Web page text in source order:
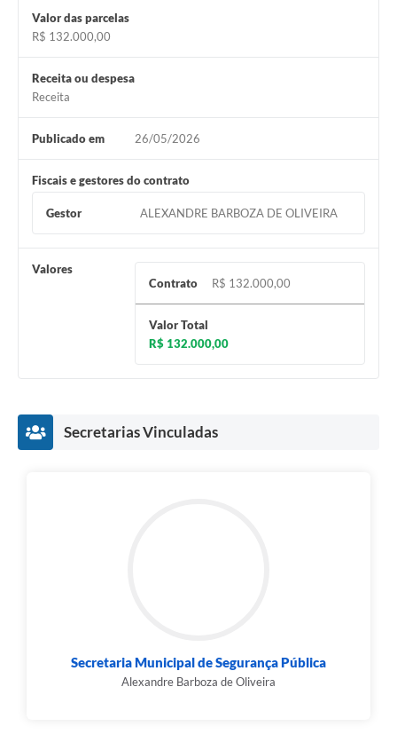
Valor das parcelas
R$ 132.000,00
Receita ou despesa
Receita
Publicado em 26/05/2026
Fiscais e gestores do contrato
Gestor ALEXANDRE BARBOZA DE OLIVEIRA
Valores
Contrato
R$ 132.000,00
Valor Total
R$ 132.000,00
Secretarias Vinculadas
Secretaria Municipal de Segurança Pública
Alexandre Barboza de Oliveira